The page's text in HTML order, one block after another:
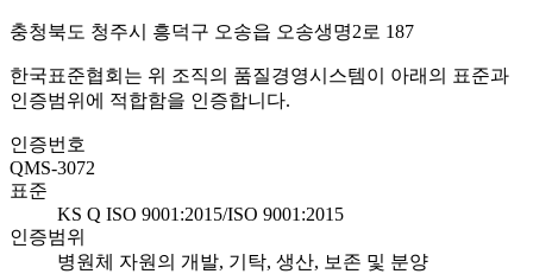
충청북도 청주시 흥덕구 오송읍 오송생명2로 187
한국표준협회는 위 조직의 품질경영시스템이 아래의 표준과
인증범위에 적합함을 인증합니다.
인증번호
QMS-3072
표준
KS Q ISO 9001:2015/ISO 9001:2015
인증범위
병원체 자원의 개발, 기탁, 생산, 보존 및 분양